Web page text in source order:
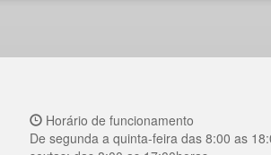
Horário de funcionamento
De segunda a quinta-feira das 8:00 as